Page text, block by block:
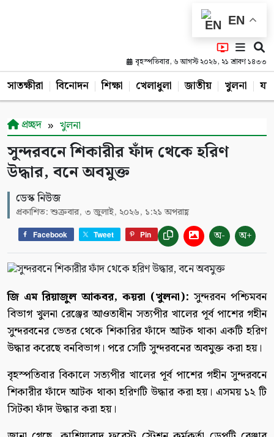
EN
বৃহস্পতিবার, ৬ আগস্ট ২০২৬, ২১ শ্রাবণ ১৪৩৩
সাতক্ষীরা বিনোদন শিক্ষা খেলাধুলা জাতীয় খুলনা
প্রচ্ছদ খুলনা
সুন্দরবনে শিকারীর ফাঁদ থেকে হরিণ
উদ্ধার, বনে অবমুক্ত
ডেস্ক নিউজ
প্রকাশিত: শুক্রবার, ৩ জুলাই, ২০২৬, ১:২১ অপরাহ্ণ
Facebook Tweet Pin অ- অ+
জি এম রিয়াজুল আকবর, কয়রা (খুলনা): সুন্দরবন পশ্চিমবন
বিভাগ খুলনা রেঞ্জের আওতাধীন সত্যপীর খালের পূর্ব পাশের গহীন
সুন্দরবনের ভেতর থেকে শিকারির ফাঁদে আটক থাকা একটি হরিণ
উদ্ধার করেছে বনবিভাগ। পরে সেটি সুন্দরবনের অবমুক্ত করা হয়।
বৃহস্পতিবার বিকালে সত্যপীর খালের পূর্ব পাশের গহীন সুন্দরবনে
শিকারীর ফাঁদে আটক থাকা হরিণটি উদ্ধার করা হয়। এসময় ১২ টি
সিটকা ফাঁদ উদ্ধার করা হয়।